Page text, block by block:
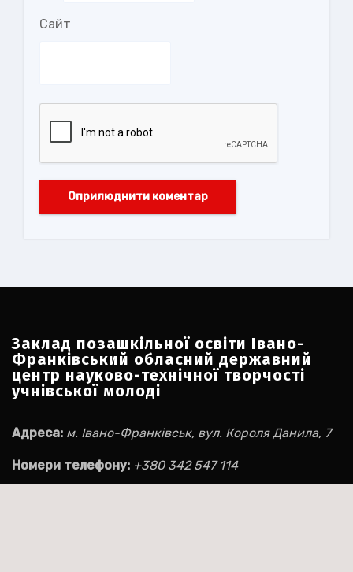
Сайт
Заклад позашкільної освіти Івано-
Франківський обласний державний
центр науково-технічної творчості
учнівської молоді
Адреса: м. Івано-Франківськ, вул. Короля Данила, 7
Номери телефону: +380 342 547 114